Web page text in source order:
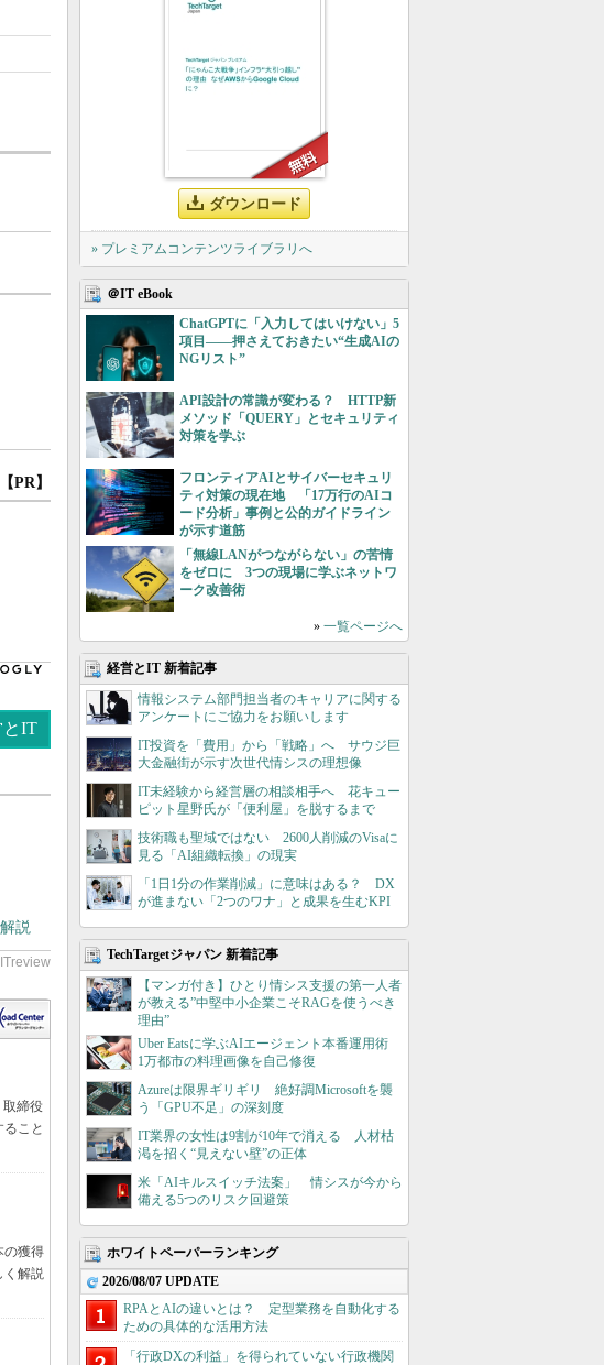
【PR】
とIT
説
取締役
こと
の獲得
く解説
ダウンロード
» プレミアムコンテンツライブラリへ
＠IT eBook
ChatGPTに「入力してはいけない」5
項目――押さえておきたい“生成AIの
NGリスト”
API設計の常識が変わる？ HTTP新
メソッド「QUERY」とセキュリティ
対策を学ぶ
フロンティアAIとサイバーセキュリ
ティ対策の現在地 「17万行のAIコ
ード分析」事例と公的ガイドライン
が示す道筋
「無線LANがつながらない」の苦情
をゼロに 3つの現場に学ぶネットワ
ーク改善術
» 一覧ページへ
経営とIT 新着記事
情報システム部門担当者のキャリアに関する
アンケートにご協力をお願いします
IT投資を「費用」から「戦略」へ サウジ巨
大金融街が示す次世代情シスの理想像
IT未経験から経営層の相談相手へ 花キュー
ピット星野氏が「便利屋」を脱するまで
技術職も聖域ではない 2600人削減のVisaに
見る「AI組織転換」の現実
「1日1分の作業削減」に意味はある？ DX
が進まない「2つのワナ」と成果を生むKPI
TechTargetジャパン 新着記事
【マンガ付き】ひとり情シス支援の第一人者
が教える”中堅中小企業こそRAGを使うべき
理由”
Uber Eatsに学ぶAIエージェント本番運用術
1万都市の料理画像を自己修復
Azureは限界ギリギリ 絶好調Microsoftを襲
う「GPU不足」の深刻度
IT業界の女性は9割が10年で消える 人材枯
渇を招く“見えない壁”の正体
米「AIキルスイッチ法案」 情シスが今から
備える5つのリスク回避策
ホワイトペーパーランキング
2026/08/07 UPDATE
RPAとAIの違いとは？ 定型業務を自動化する
ための具体的な活用方法
「行政DXの利益」を得られていない行政機関